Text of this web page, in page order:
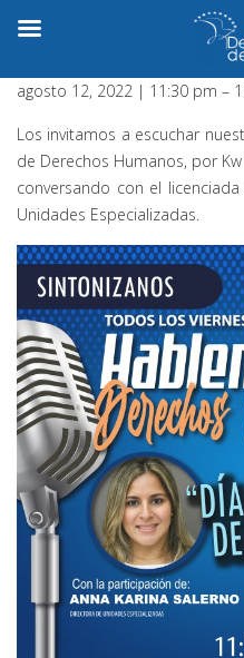
agosto 12, 2022 | 11:30 pm –
Los invitamos a escuchar
de Derechos Humanos, por
conversando con el
Unidades Especializadas.